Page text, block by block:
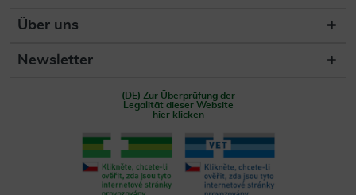
Über uns
Newsletter
(DE) Zur Überprüfung der
Legalität dieser Website
hier klicken